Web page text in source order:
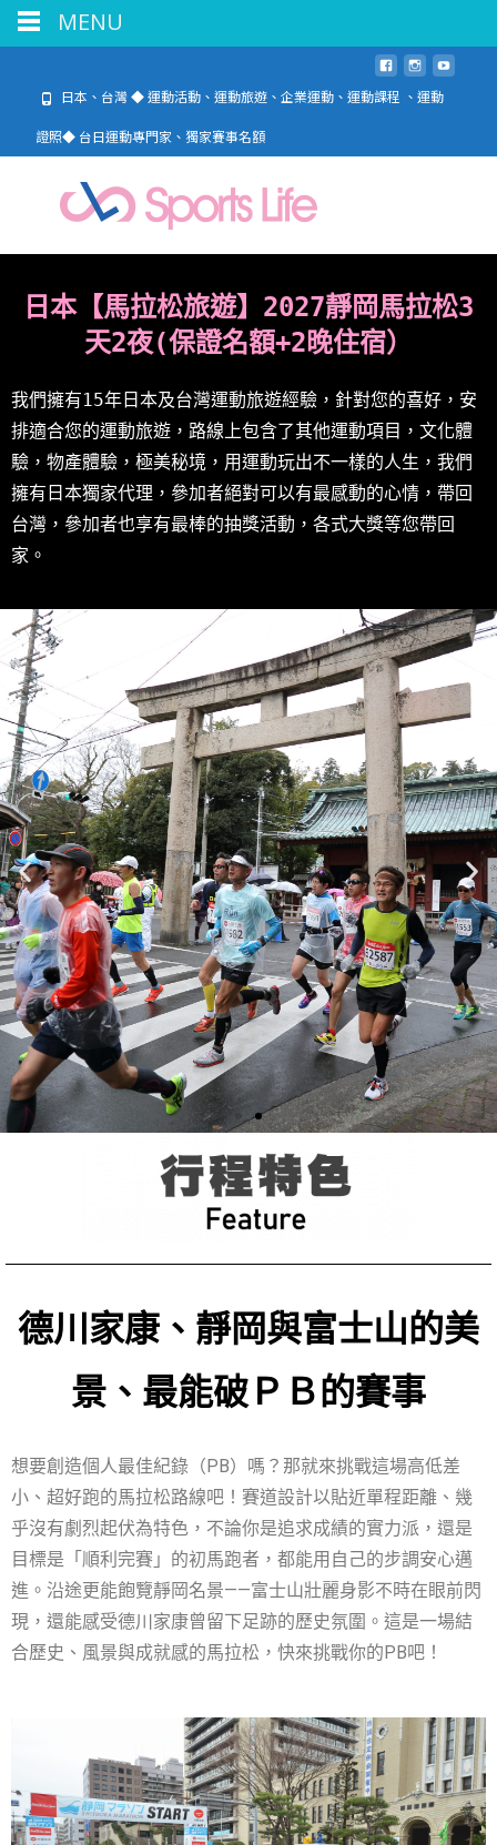
日本、台灣 ◆ 運動活動、運動旅遊、企業運動、運動課程 、運動
證照◆ 台日運動專門家、獨家賽事名額
日本【馬拉松旅遊】2027靜岡馬拉松3
天2夜(保證名額+2晚住宿）
我們擁有15年日本及台灣運動旅遊經驗，針對您的喜好，安
排適合您的運動旅遊，路線上包含了其他運動項目，文化體
驗，物產體驗，極美秘境，用運動玩出不一樣的人生，我們
擁有日本獨家代理，參加者絕對可以有最感動的心情，帶回
台灣，參加者也享有最棒的抽獎活動，各式大獎等您帶回
家。
德川家康、靜岡與富士山的美
景、最能破ＰＢ的賽事
想要創造個人最佳紀錄（PB）嗎？那就來挑戰這場高低差
小、超好跑的馬拉松路線吧！賽道設計以貼近單程距離、幾
乎沒有劇烈起伏為特色，不論你是追求成績的實力派，還是
目標是「順利完賽」的初馬跑者，都能用自己的步調安心邁
進。沿途更能飽覽靜岡名景——富士山壯麗身影不時在眼前閃
現，還能感受德川家康曾留下足跡的歷史氛圍。這是一場結
合歷史、風景與成就感的馬拉松，快來挑戰你的PB吧！
MENU